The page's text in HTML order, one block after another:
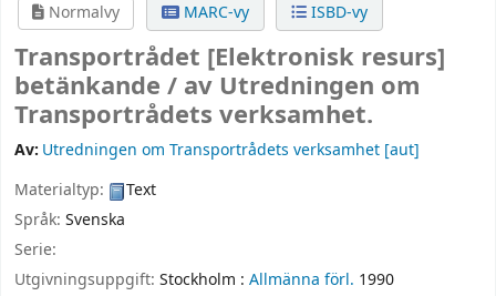
Normalvy
MARC-vy ISBD-vy
Transportrådet [Elektronisk resurs]
betänkande / av Utredningen om
Transportrådets verksamhet.
Av: Utredningen om Transportrådets verksamhet [aut]
Materialtyp:
Text
Språk: Svenska
Serie:
Utgivningsuppgift: Stockholm : Allmänna förl. 1990